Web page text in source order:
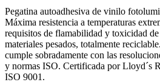
cantidad
Pegatina autoadhesiva de vinilo
Máxima resistencia a temperaturas
requisitos de flamabilidad y toxicidad
materiales pesados, totalmente
cumple sobradamente con las
y normas ISO. Certificada por Lloyd´s
ISO 9001.